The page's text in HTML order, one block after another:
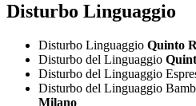
Disturbo Linguaggio
Disturbo Linguaggio Quinto
Disturbo del Linguaggio
Disturbo del Linguaggio
Disturbo del Linguaggio
Milano